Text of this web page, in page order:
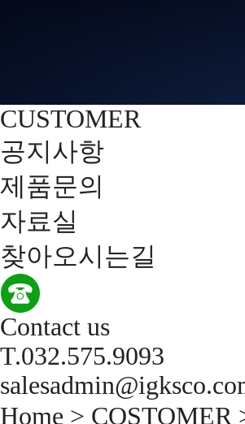
CUSTOMER
공지사항
제품문의
자료실
찾아오시는길
Contact us
T.032.575.9093
Home > COSTOMER